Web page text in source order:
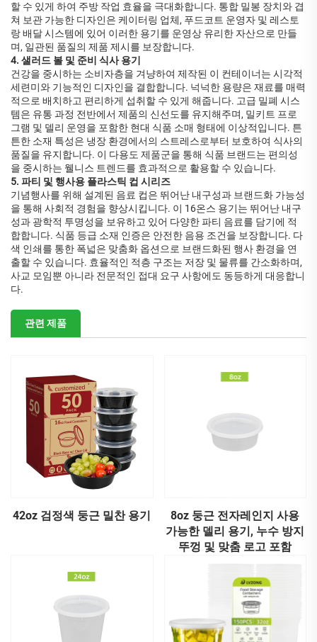
할 수 있게 하여 주방 작업 효율을 극대화합니다. 통합 밀봉 장치와 겹
쳐 보관 가능한 디자인은 케이터링 업체, 푸드코트 운영자 및 레스토
랑 배달 시스템에 있어 이러한 용기를 운영상 유리한 자산으로 만들
며, 일관된 품질의 제품 제시를 보장합니다.
4. 샐러드 볼 및 준비 식사 용기
건강을 중시하는 소비자층을 겨냥하여 제작된 이 컨테이너는 시각적
세련미와 기능적인 디자인을 결합합니다. 넉넉한 용량은 재료를 매력
적으로 배치하고 편리하게 섭취할 수 있게 해줍니다. 고급 밀폐 시스
템은 유통 과정 전반에서 제품의 신선도를 유지해주며, 밀키트 프로
그램 및 델리 운영을 포함한 현대 식품 소매 형태에 이상적입니다. 튼
튼한 소재 특성은 냉장 환경에서의 스트레스로부터 보호하여 식사의
품질을 유지합니다. 이 다용도 제품군을 통해 식품 브랜드는 편의성
을 중시하는 웰니스 트렌드를 효과적으로 활용할 수 있습니다.
5. 파티 및 행사용 플라스틱 컵 시리즈
기념행사를 위해 설계된 음료 컵은 뛰어난 내구성과 브랜드화 가능성
을 통해 사회적 경험을 향상시킵니다. 이 16온스 용기는 뛰어난 내구
성과 광학적 투명성을 보유하고 있어 다양한 파티 음료를 담기에 적
합합니다. 식품 등급 소재 인증은 안전한 음용 조건을 보장합니다. 다
색 인쇄를 통한 폭넓은 맞춤화 옵션으로 브랜드화된 행사 환경을 연
출할 수 있습니다. 효율적인 적층 구조는 저장 및 물류를 간소화하며,
사교 모임뿐 아니라 전문적인 접대 요구 사항에도 동등하게 대응합니
다.
관련 제품
42oz 검정색 둥근 밀찬 용기
8oz 둥근 전자레인지 사용
가능한 델리 용기, 누수 방지
뚜껑 및 맞춤 로고 포함